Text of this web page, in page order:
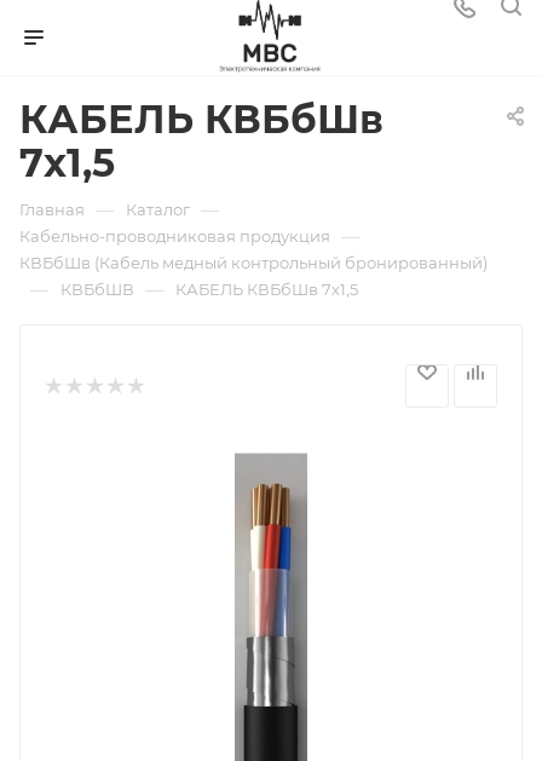
КАБЕЛЬ КВБбШв
7х1,5
Главная — Каталог —
Кабельно-проводниковая продукция —
КВБбШв (Кабель медный контрольный бронированный)
— КВБбШВ — КАБЕЛЬ КВБбШв 7х1,5